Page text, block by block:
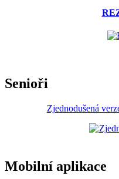
Senioři
Zjednodušená
Mobilní aplikace